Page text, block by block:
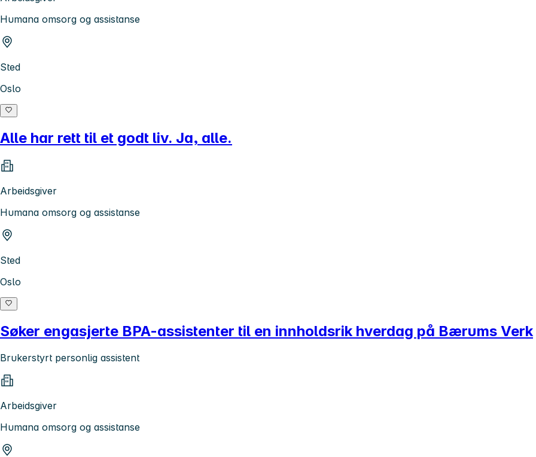
Humana omsorg og assistanse
Sted
Oslo
Alle har rett til et godt liv. Ja, alle.
Arbeidsgiver
Humana omsorg og assistanse
Sted
Oslo
Søker engasjerte BPA-assistenter til en innholdsrik hverdag på Bærums Verk
Brukerstyrt personlig assistent
Arbeidsgiver
Humana omsorg og assistanse